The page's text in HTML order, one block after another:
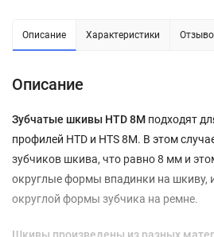
Описание Характеристики
Описание
Зубчатые шкивы HTD 8M подходят
профилей HTD и HTS 8M. В этом
зубчиков шкива, что равно 8 мм и
округлые формы впадинки на шкиву,
округлой формы зубчика на ремне.